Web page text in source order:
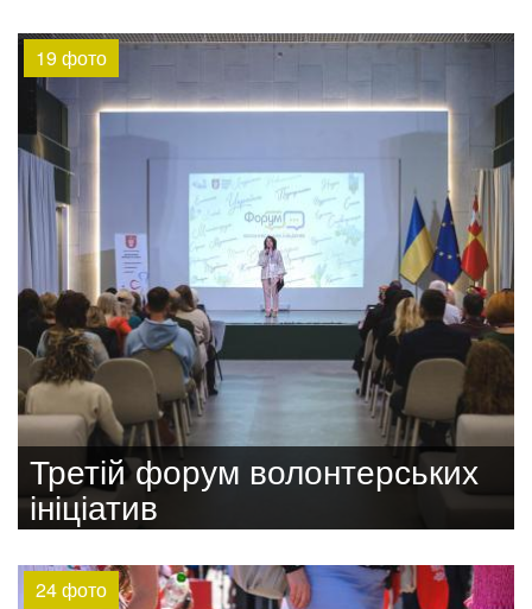
19 фото
Третій форум волонтерських
ініціатив
24 фото